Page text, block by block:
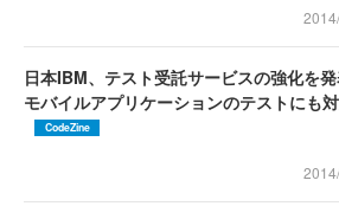
日本IBM、テスト受託サービスの強化を発
モバイルアプリケーションのテストにも
CodeZine